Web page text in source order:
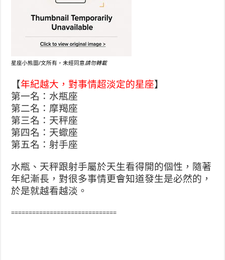
星座小熊圖/文所有，未經同意請勿轉載
【年紀越大，對事情超淡定的星座】
第一名：水瓶座
第二名：摩羯座
第三名：天秤座
第四名：天蠍座
第五名：射手座
水瓶、天秤跟射手屬於天生看得開的個性，隨著
年紀漸長，對很多事情更會知道發生是必然的，
於是就越看越淡。
==============================